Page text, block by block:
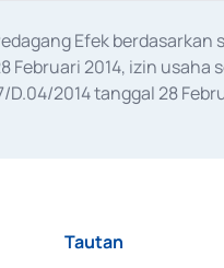
Efek
Februari 2014, izin
2014 tanggal 28
Tautan